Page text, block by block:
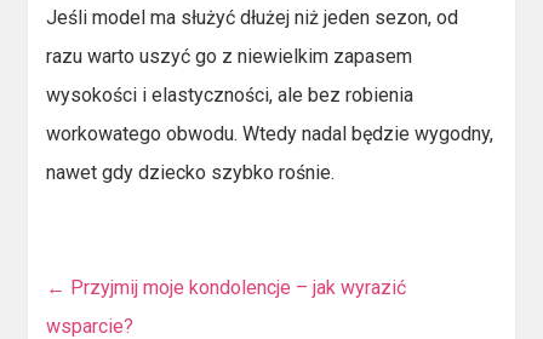
Jeśli model ma służyć dłużej niż jeden sezon, od
razu warto uszyć go z niewielkim zapasem
wysokości i elastyczności, ale bez robienia
workowatego obwodu. Wtedy nadal będzie wygodny,
nawet gdy dziecko szybko rośnie.
← Przyjmij moje kondolencje – jak wyrazić
wsparcie?